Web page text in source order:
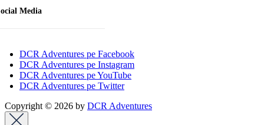
Media
DCR Adventures pe Facebook
DCR Adventures pe Instagram
DCR Adventures pe YouTube
DCR Adventures pe Twitter
Copyright © 2026 by DCR Adventures